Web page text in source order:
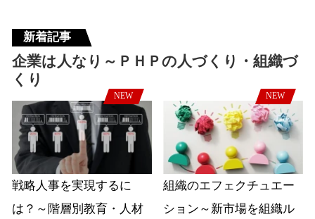
新着記事
企業は人なり～ＰＨＰの人づくり・組織づ
くり
NEW
戦略人事を実現するに
は？～階層別教育・人材
NEW
組織のエフェクチュエー
ション～新市場を組織ル